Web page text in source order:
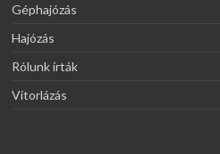
Géphajózás
Hajózás
Rólunk írták
Vitorlázás